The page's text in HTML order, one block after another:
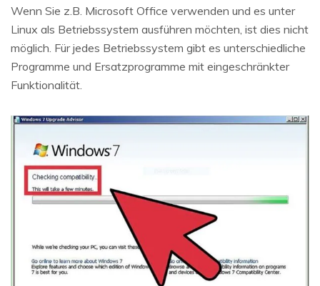
Wenn Sie z.B. Microsoft Office verwenden und es unter
Linux als Betriebssystem ausführen möchten, ist dies nicht
möglich. Für jedes Betriebssystem gibt es unterschiedliche
Programme und Ersatzprogramme mit eingeschränkter
Funktionalität.